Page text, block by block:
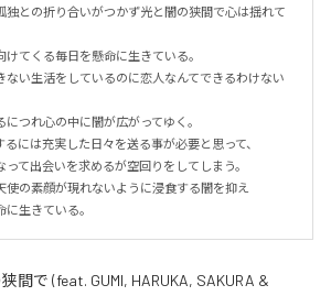
独との折り合いがつかず光と闇の狭間で心は揺れて
てくる毎日を懸命に生きている。
ない生活をしているのに恋人なんてできるわけない
つれ心の中に闇が広がってゆく。
には充実した日々を送る事が必要と思って、
て出会いを求めるが空回りをしてしまう。
使の素顔が現れないように浸食する闇を抑え
生きている。
間で (feat. GUMI, HARUKA, SAKURA &